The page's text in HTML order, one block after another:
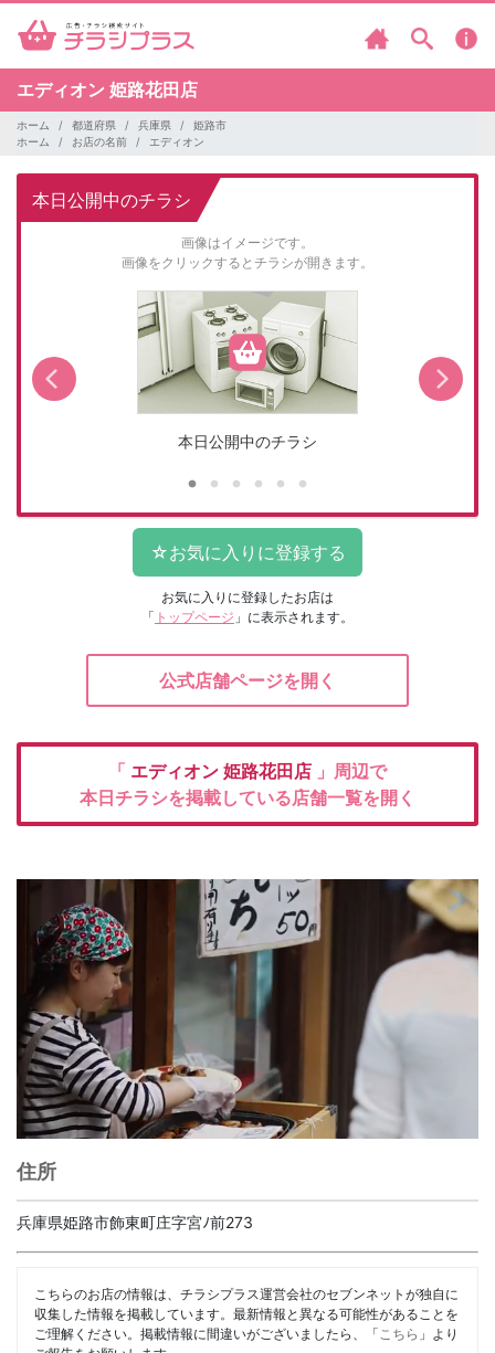
エディオン 姫路花田店
ホーム 都道府県 兵庫県
姫路市
ホーム
お店の名前 エディオン
本日公開中のチラシ
画像はイメージです。
画像をクリックするとチラシが開きます。
本日公開中のチラシ
お気に入りに登録したお店は
「 トップページ 」に表示されます。
公式店舗ページを開く
「 エディオン 姫路花田店 」周辺で
本日チラシを掲載している店舗一覧を開く
住所
兵庫県姫路市飾東町庄字宮ﾉ前273
こちらのお店の情報は、チラシプラス運営会社のセブンネットが独自に
収集した情報を掲載しています。最新情報と異なる可能性があることを
ご理解ください。掲載情報に間違いがございましたら、「 こちら 」より